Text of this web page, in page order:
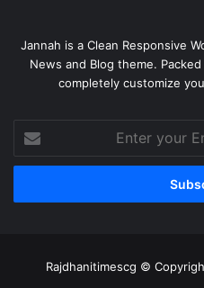
Jannah is a Clean Responsive
News and Blog theme.
completely customize
your
Email
Rajdhanitimescg ©